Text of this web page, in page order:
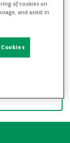
alueelle
of cookies on
and assist in